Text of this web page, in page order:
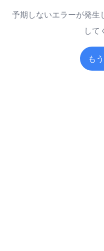
予期しないエラーが発生
して
も